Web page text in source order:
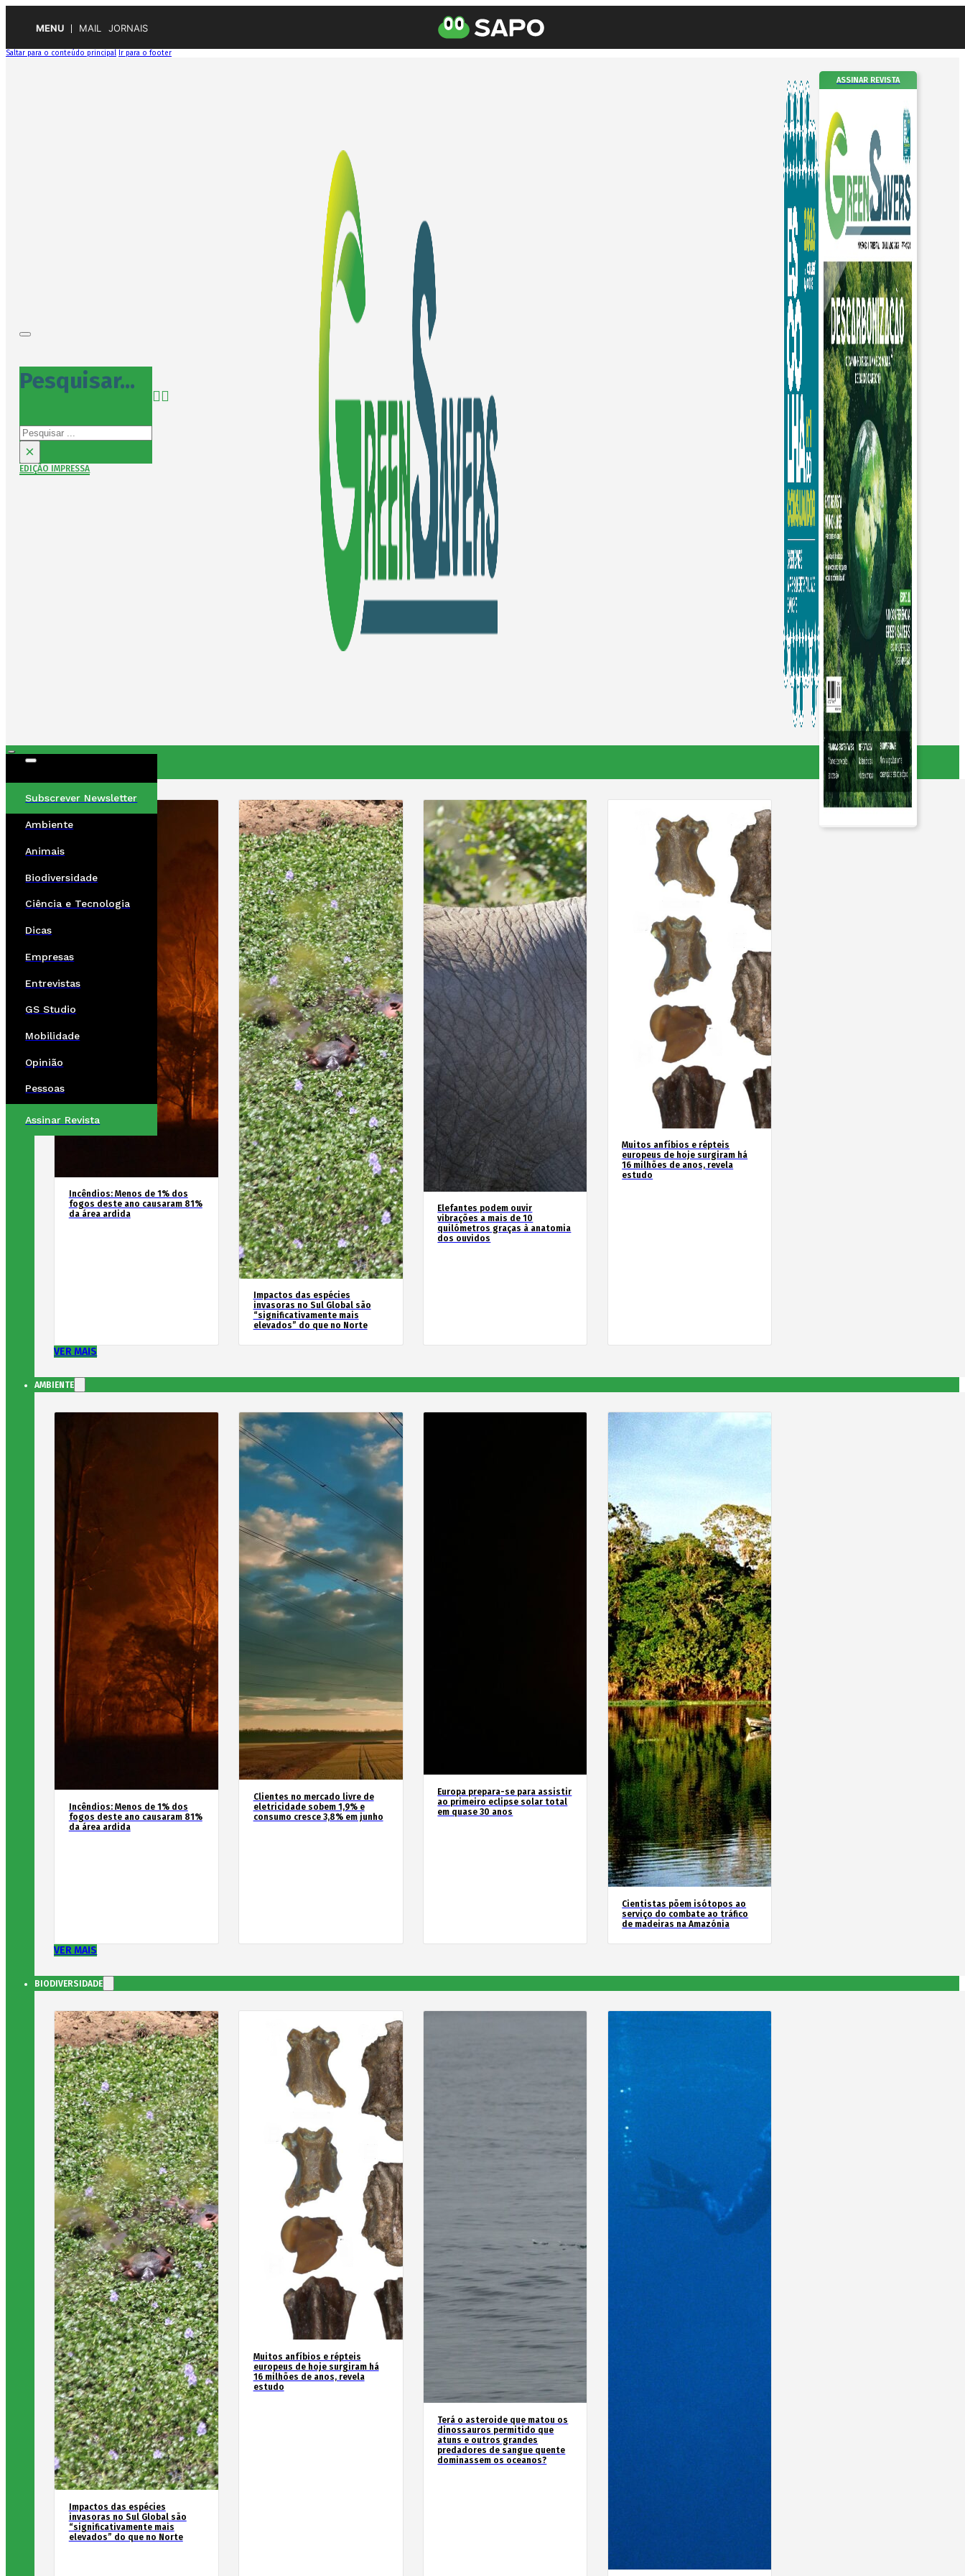
MENU MAIL JORNAIS
Saltar para o conteúdo principal Ir para o footer
Pesquisar...
Pesquisar
×
EDIÇÃO IMPRESSA
ASSINAR REVISTA
Subscrever Newsletter
Ambiente
Animais
Biodiversidade
Ciência e Tecnologia
Dicas
Empresas
Entrevistas
GS Studio
Mobilidade
Opinião
Pessoas
Assinar Revista
Incêndios: Menos de 1% dos
fogos deste ano causaram 81%
da área ardida
Impactos das espécies
invasoras no Sul Global são
“significativamente mais
elevados” do que no Norte
Elefantes podem ouvir
vibrações a mais de 10
quilómetros graças à anatomia
dos ouvidos
Muitos anfíbios e répteis
europeus de hoje surgiram há
16 milhões de anos, revela
estudo
VER MAIS
AMBIENTE
Incêndios: Menos de 1% dos
fogos deste ano causaram 81%
da área ardida
Clientes no mercado livre de
eletricidade sobem 1,9% e
consumo cresce 3,8% em junho
Europa prepara-se para assistir
ao primeiro eclipse solar total
em quase 30 anos
Cientistas põem isótopos ao
serviço do combate ao tráfico
de madeiras na Amazónia
VER MAIS
BIODIVERSIDADE
Impactos das espécies
invasoras no Sul Global são
“significativamente mais
elevados” do que no Norte
Muitos anfíbios e répteis
europeus de hoje surgiram há
16 milhões de anos, revela
estudo
Terá o asteroide que matou os
dinossauros permitido que
atuns e outros grandes
predadores de sangue quente
dominassem os oceanos?